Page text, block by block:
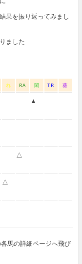
果を振り返ってみまし
ました
れ RA 閑 TR 葵
▲
△
△
馬の詳細ページへ飛び